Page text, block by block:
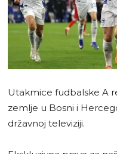
Utakmice fudbalske A
zemlje u Bosni i
državnoj televiziji.